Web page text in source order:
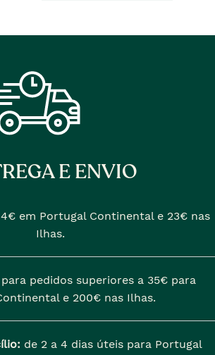
E ENVIO
4€ em Portugal Continental e 23€ nas
Ilhas.
para pedidos superiores a 35€ para
e 200€ nas Ilhas.
de 2 a 4 dias úteis para Portugal